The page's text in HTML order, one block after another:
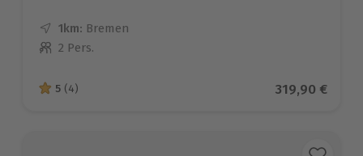
1km: Entfernung
Standort
Bremen
Anzahl der Teilnehmer
2 Pers.
5 von 5 Sternen basierend auf 4 Bewertungen
5 (4) Aktueller
319,90 €